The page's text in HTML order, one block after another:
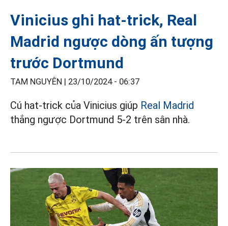
Vinicius ghi hat-trick, Real
Madrid ngược dòng ấn tượng
trước Dortmund
TAM NGUYÊN | 23/10/2024 - 06:37
Cú hat-trick của Vinicius giúp Real Madrid
thắng ngược Dortmund 5-2 trên sân nhà.